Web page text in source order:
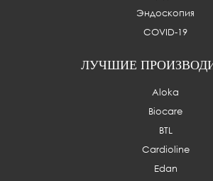
Эндоскопия
COVID-19
ЛУЧШИЕ
Aloka
Biocare
BTL
Cardioline
Edan